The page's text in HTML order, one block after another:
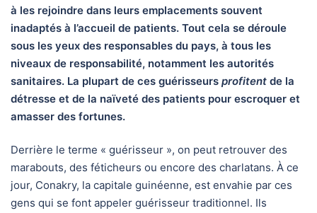
à les rejoindre dans leurs emplacements souvent
inadaptés à l’accueil de patients. Tout cela se déroule
sous les yeux des responsables du pays, à tous les
niveaux de responsabilité, notamment les autorités
sanitaires. La plupart de ces guérisseurs profitent de la
détresse et de la naïveté des patients pour escroquer et
amasser des fortunes.
Derrière le terme « guérisseur », on peut retrouver des
marabouts, des féticheurs ou encore des charlatans. À ce
jour, Conakry, la capitale guinéenne, est envahie par ces
gens qui se font appeler guérisseur traditionnel. Ils